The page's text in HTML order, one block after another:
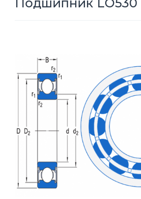
Подшипник LO530